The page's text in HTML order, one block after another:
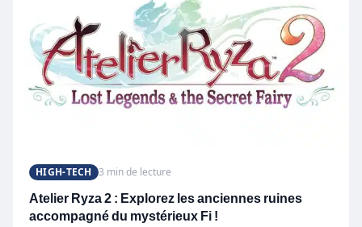
HIGH-TECH 3 min de lecture
Atelier Ryza 2 : Explorez les anciennes ruines
accompagné du mystérieux Fi !